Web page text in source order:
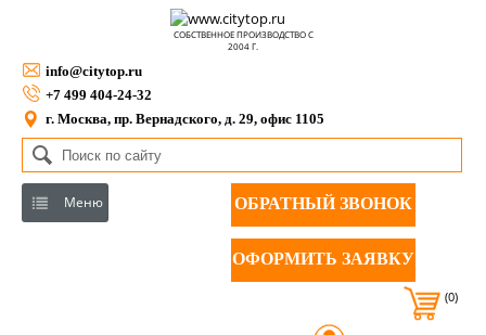
СОБСТВЕННОЕ ПРОИЗВОДСТВО С
2004 Г.
info@citytop.ru
+7 499 404-24-32
г. Москва, пр. Вернадского, д. 29, офис 1105
Меню ОБРАТНЫЙ ЗВОНОК
ОФОРМИТЬ ЗАЯВКУ
(0)